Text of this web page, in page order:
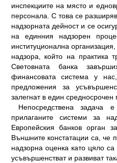
инспекциите на място и
персонала. С това се
надзорната дейност и се
на единния надзорен
институционална
надзора, който на
Световната банка
финансовата система у
предложения за
залегнат в един
Непосредствена задача
прилаганите системи за
Европейския банков орган
Външните констатации са, че
надзорна оценка като цяло
усъвършенстват и развиват